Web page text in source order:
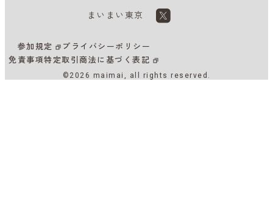
まいまい東京
参加規定
プライバシーポリシー
免責事項特定取引商法に基づく表記
©2026 maimai, all rights reserved.